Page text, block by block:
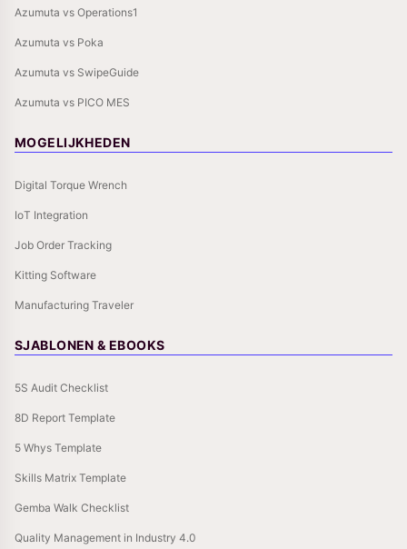
Azumuta vs Operations1
Azumuta vs Poka
Azumuta vs SwipeGuide
Azumuta vs PICO MES
MOGELIJKHEDEN
Digital Torque Wrench
IoT Integration
Job Order Tracking
Kitting Software
Manufacturing Traveler
SJABLONEN & EBOOKS
5S Audit Checklist
8D Report Template
5 Whys Template
Skills Matrix Template
Gemba Walk Checklist
Quality Management in Industry 4.0